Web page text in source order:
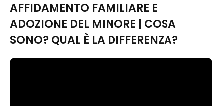
AFFIDAMENTO FAMILIARE E
ADOZIONE DEL MINORE | COSA
SONO? QUAL È LA DIFFERENZA?